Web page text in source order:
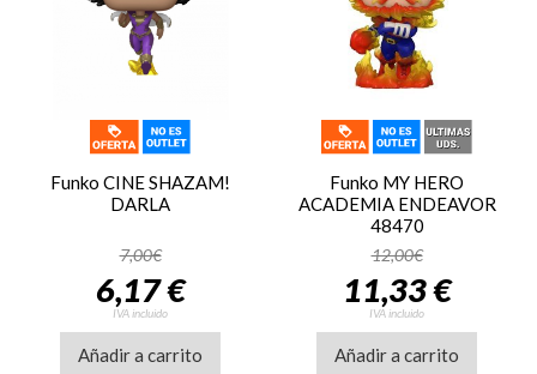
Funko CINE SHAZAM!
DARLA
7,00€
6,17 €
IVA incluido
Añadir a carrito
Funko MY HERO
ACADEMIA ENDEAVOR
48470
12,00€
11,33 €
IVA incluido
Añadir a carrito